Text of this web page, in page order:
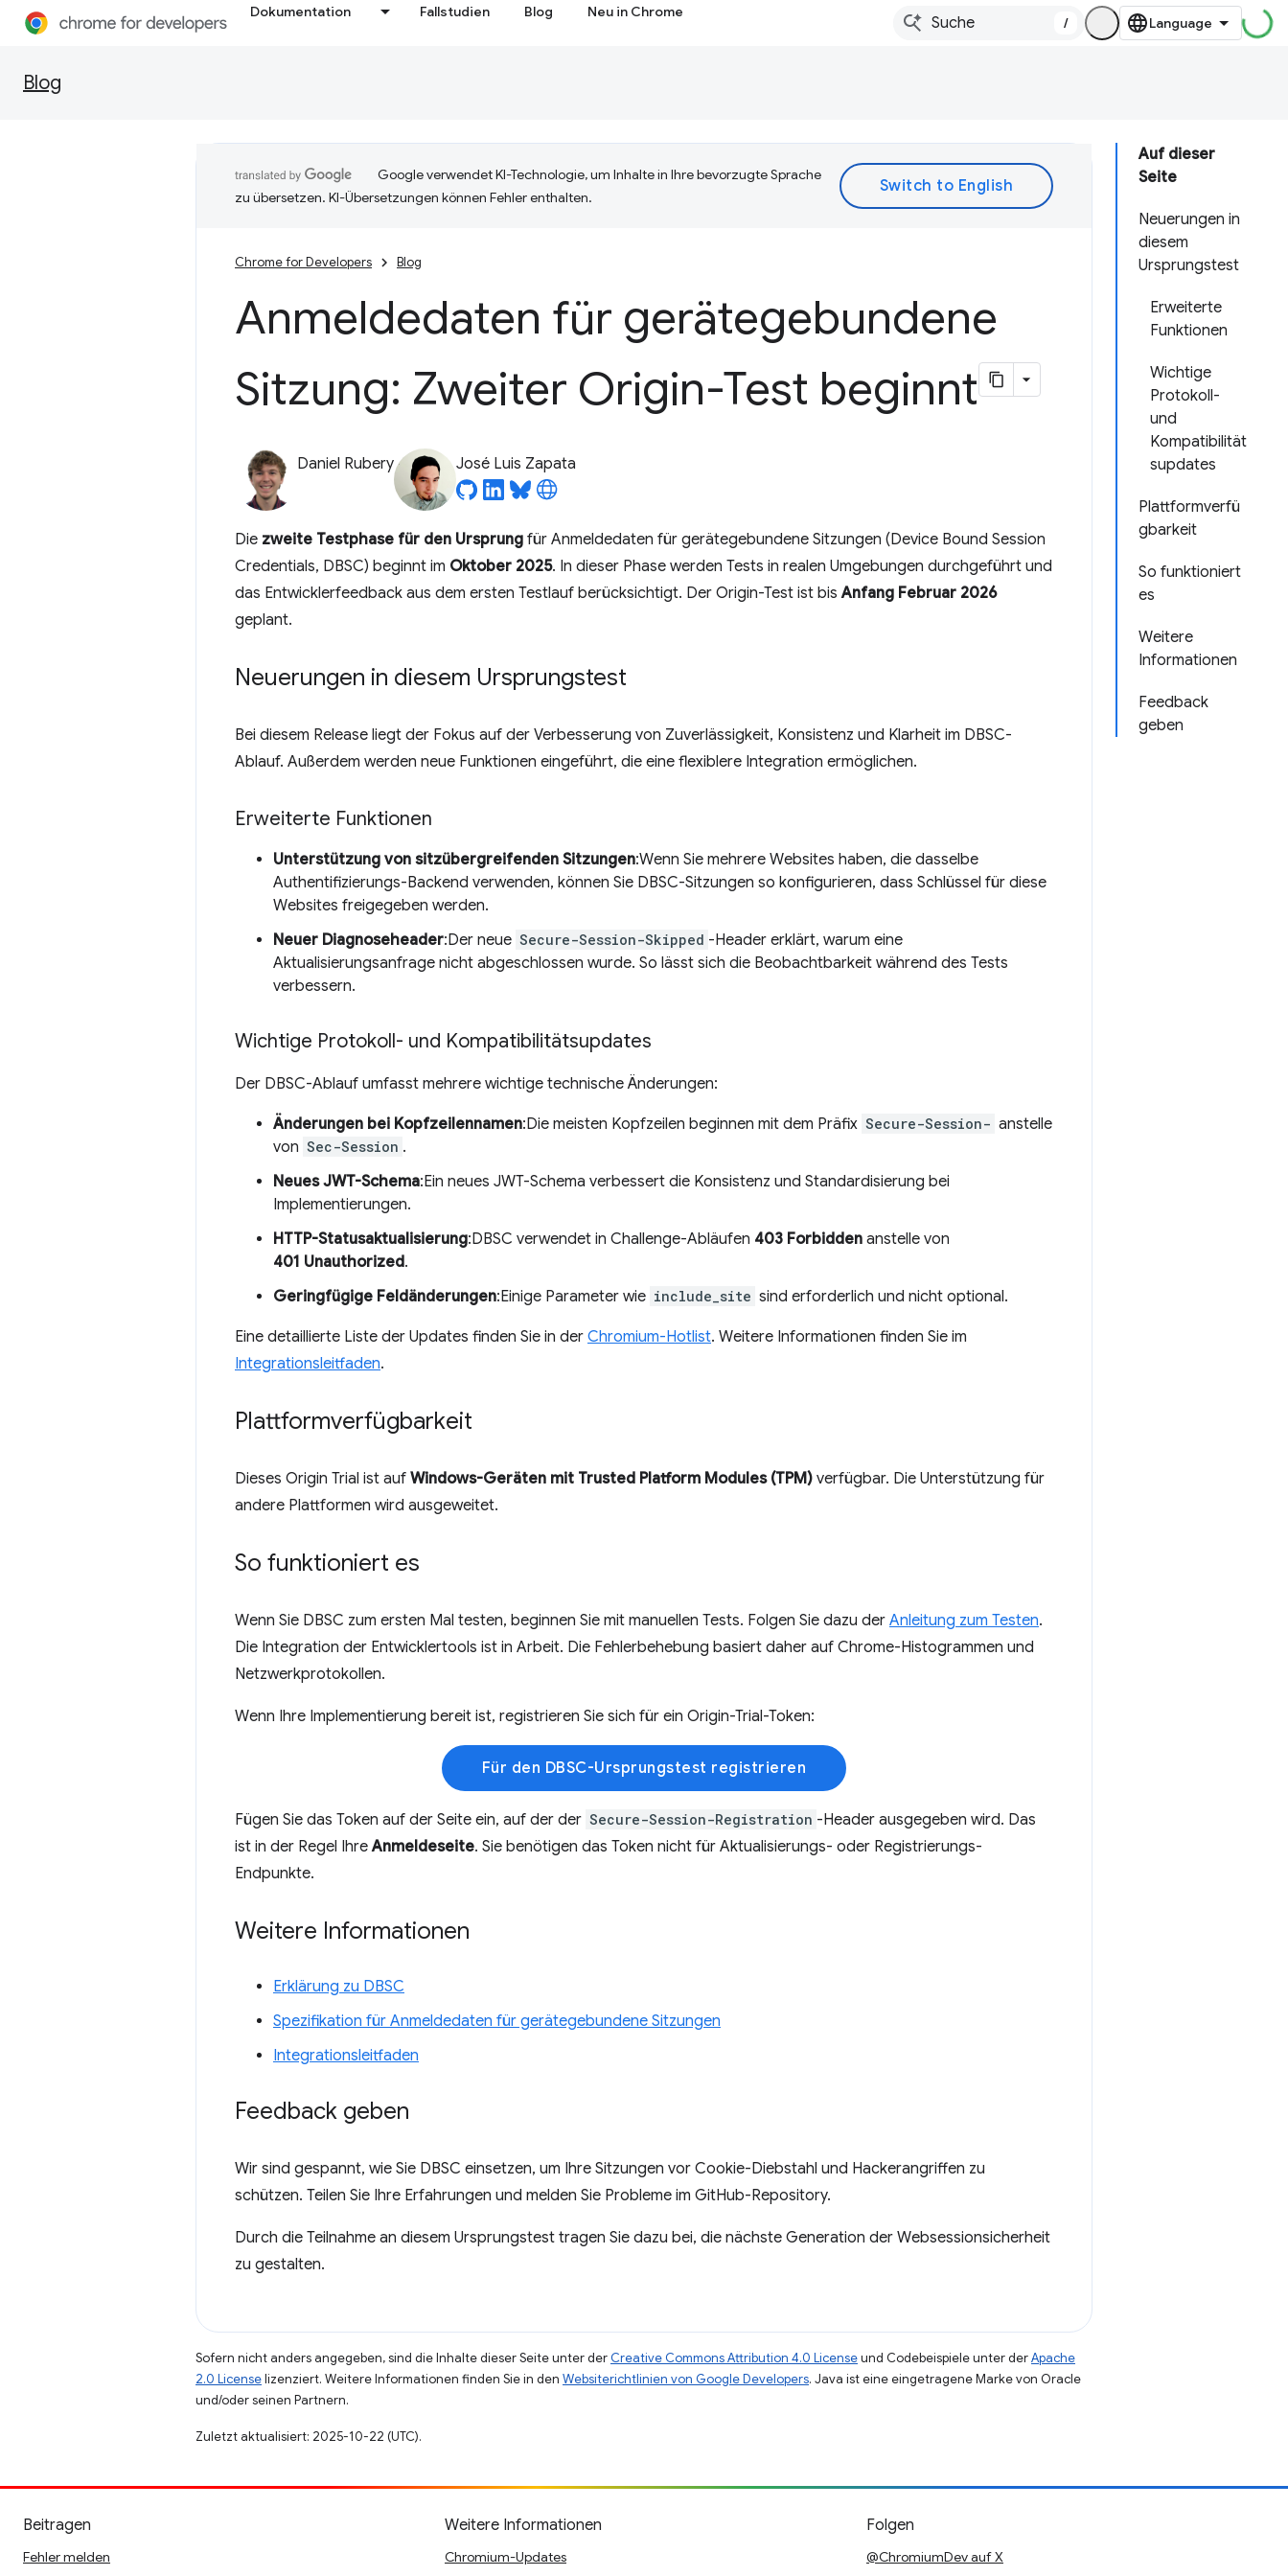
Dokumentation Fallstudien Blog Neu in Chrome
/
Blog
Auf dieser
Seite
Neuerungen in
diesem
Ursprungstest
Erweiterte
Funktionen
Wichtige
Protokoll-
und
Kompatibilität
supdates
Plattformverfü
gbarkeit
So funktioniert
es
Weitere
Informationen
Feedback
geben
Google verwendet KI-Technologie, um Inhalte in Ihre bevorzugte Sprache
zu übersetzen. KI-Übersetzungen können Fehler enthalten.
Chrome for Developers Blog
Anmeldedaten für gerätegebundene
Sitzung: Zweiter Origin-Test beginnt
Daniel Rubery José Luis Zapata
Die zweite Testphase für den Ursprung für Anmeldedaten für gerätegebundene Sitzungen (Device Bound Session
Credentials, DBSC) beginnt im Oktober 2025. In dieser Phase werden Tests in realen Umgebungen durchgeführt und
das Entwicklerfeedback aus dem ersten Testlauf berücksichtigt. Der Origin-Test ist bisAnfang Februar 2026
geplant.
Neuerungen in diesem Ursprungstest
Bei diesem Release liegt der Fokus auf der Verbesserung von Zuverlässigkeit, Konsistenz und Klarheit im DBSC-
Ablauf. Außerdem werden neue Funktionen eingeführt, die eine flexiblere Integration ermöglichen.
Erweiterte Funktionen
Unterstützung von sitzübergreifenden Sitzungen:Wenn Sie mehrere Websites haben, die dasselbe
Authentifizierungs-Backend verwenden, können Sie DBSC-Sitzungen so konfigurieren, dass Schlüssel für diese
Websites freigegeben werden.
Neuer Diagnoseheader:Der neue Secure-Session-Skipped -Header erklärt, warum eine
Aktualisierungsanfrage nicht abgeschlossen wurde. So lässt sich die Beobachtbarkeit während des Tests
verbessern.
Wichtige Protokoll- und Kompatibilitätsupdates
Der DBSC-Ablauf umfasst mehrere wichtige technische Änderungen:
Änderungen bei Kopfzeilennamen:Die meisten Kopfzeilen beginnen mit dem Präfix Secure-Session- anstelle
von Sec-Session .
Neues JWT-Schema:Ein neues JWT-Schema verbessert die Konsistenz und Standardisierung bei
Implementierungen.
HTTP-Statusaktualisierung:DBSC verwendet in Challenge-Abläufen 403 Forbidden anstelle von
401 Unauthorized.
Geringfügige Feldänderungen:Einige Parameter wie include_site sind erforderlich und nicht optional.
Eine detaillierte Liste der Updates finden Sie in der Chromium-Hotlist. Weitere Informationen finden Sie im
Integrationsleitfaden.
Plattformverfügbarkeit
Dieses Origin Trial ist auf Windows-Geräten mit Trusted Platform Modules (TPM) verfügbar. Die Unterstützung für
andere Plattformen wird ausgeweitet.
So funktioniert es
Wenn Sie DBSC zum ersten Mal testen, beginnen Sie mit manuellen Tests. Folgen Sie dazu der Anleitung zum Testen.
Die Integration der Entwicklertools ist in Arbeit. Die Fehlerbehebung basiert daher auf Chrome-Histogrammen und
Netzwerkprotokollen.
Wenn Ihre Implementierung bereit ist, registrieren Sie sich für ein Origin-Trial-Token:
Für den DBSC-Ursprungstest registrieren
Fügen Sie das Token auf der Seite ein, auf der der Secure-Session-Registration -Header ausgegeben wird. Das
ist in der Regel IhreAnmeldeseite. Sie benötigen das Token nicht für Aktualisierungs- oder Registrierungs-
Endpunkte.
Weitere Informationen
Erklärung zu DBSC
Spezifikation für Anmeldedaten für gerätegebundene Sitzungen
Integrationsleitfaden
Feedback geben
Wir sind gespannt, wie Sie DBSC einsetzen, um Ihre Sitzungen vor Cookie-Diebstahl und Hackerangriffen zu
schützen. Teilen Sie Ihre Erfahrungen und melden Sie Probleme im GitHub-Repository.
Durch die Teilnahme an diesem Ursprungstest tragen Sie dazu bei, die nächste Generation der Websessionsicherheit
zu gestalten.
Sofern nicht anders angegeben, sind die Inhalte dieser Seite unter der Creative Commons Attribution 4.0 Licenseund Codebeispiele unter derApache
2.0 Licenselizenziert. Weitere Informationen finden Sie in den Websiterichtlinien von Google Developers. Java ist eine eingetragene Marke von Oracle
und/oder seinen Partnern.
Zuletzt aktualisiert: 2025-10-22 (UTC).
Beitragen
Fehler melden
Weitere Informationen
Chromium-Updates
Folgen
@ChromiumDev auf X